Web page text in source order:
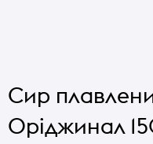
Сир
Оріджинал